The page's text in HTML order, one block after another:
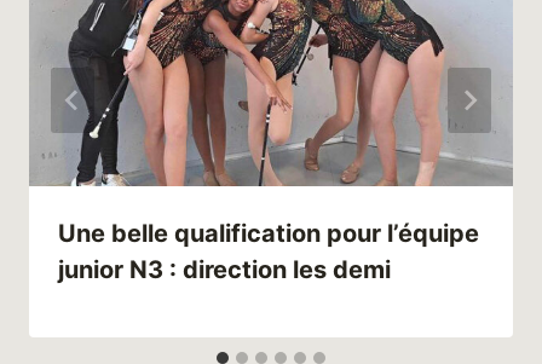
Une belle qualification pour l’équipe
junior N3 : direction les demi